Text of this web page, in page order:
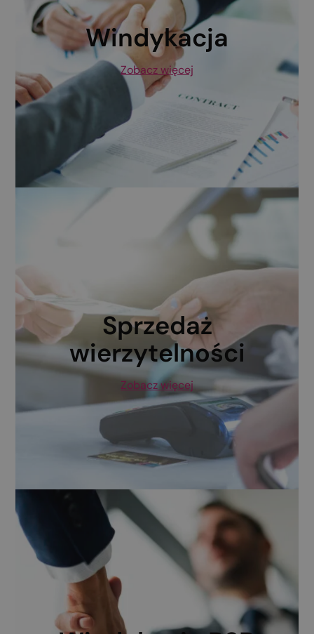
Windykacja
Zobacz więcej
Sprzedaż
wierzytelności
Zobacz więcej